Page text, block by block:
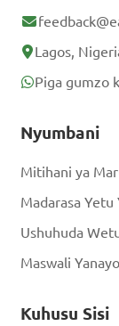
Lagos,
Piga gumzo
Nyumbani
Mitihani ya
Madarasa Yetu
Ushuhuda
Maswali
Kuhusu Sisi